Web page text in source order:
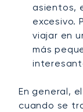
asientos,
excesivo.
viajar en
más
En general,
cuando se